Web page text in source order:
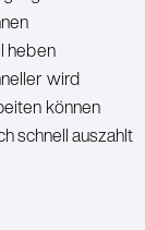
heben
wird
können
schnell auszahlt